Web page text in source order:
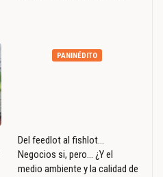
PANINÉDITO
Del feedlot al fishlot…
Negocios si, pero… ¿Y el
medio ambiente y la calidad de